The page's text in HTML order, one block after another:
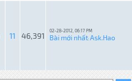
11 46,391
02-28-2012, 06:17 PM
Bài mới nhất:Ask.Hao